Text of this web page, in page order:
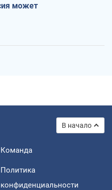
может
В начало
Команда
Политика
конфиденциальности